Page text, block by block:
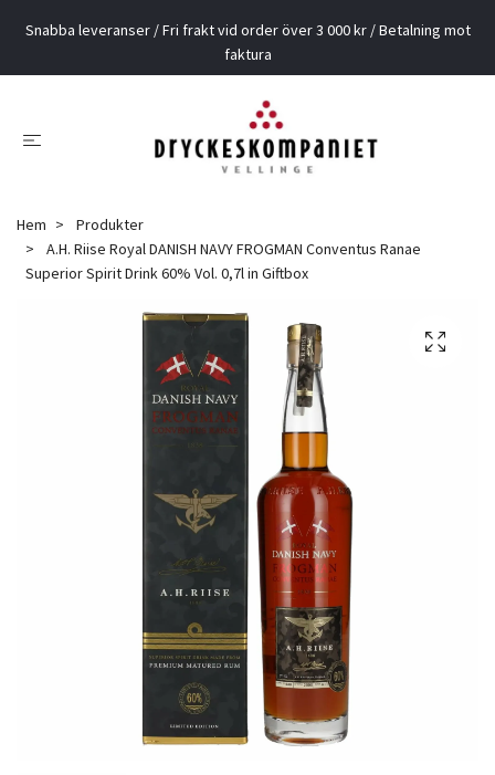
Snabba leveranser / Fri frakt vid order över 3 000 kr / Betalning mot
faktura
Hem
Produkter
A.H. Riise Royal DANISH NAVY FROGMAN Conventus Ranae
Superior Spirit Drink 60% Vol. 0,7l in Giftbox